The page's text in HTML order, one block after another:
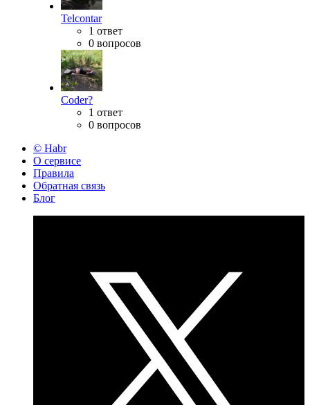
Telcontar
1 ответ
0 вопросов
Coder?
1 ответ
0 вопросов
© Habr
О сервисе
Правила
Обратная связь
Блог